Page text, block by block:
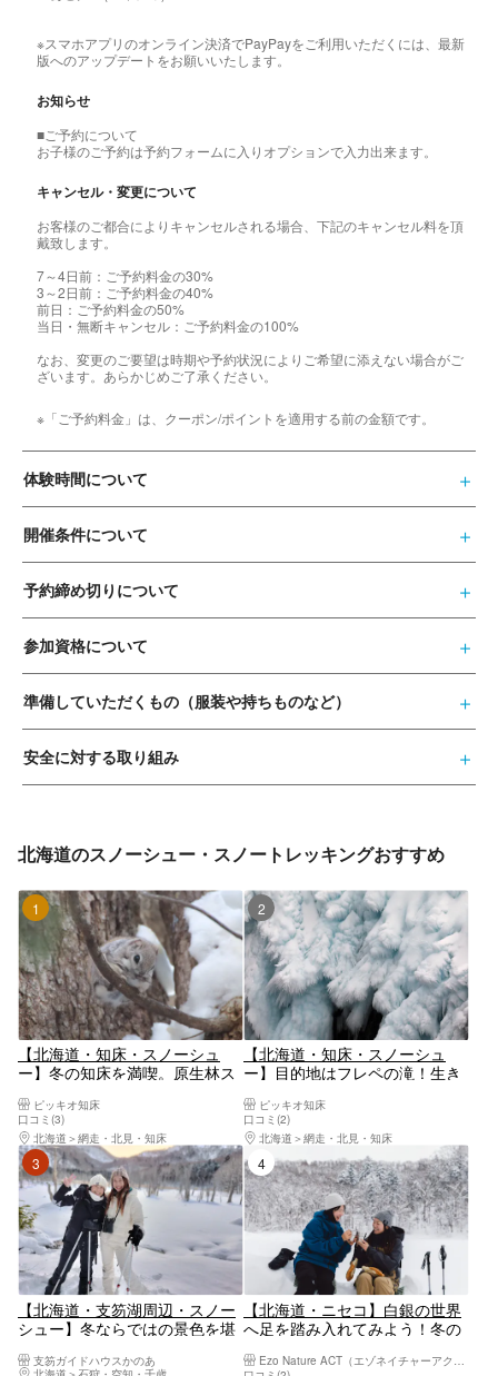
※スマホアプリのオンライン決済でPayPayをご利用いただくには、最新
版へのアップデートをお願いいたします。
お知らせ
■ご予約について
お子様のご予約は予約フォームに入りオプションで入力出来ます。
キャンセル・変更について
お客様のご都合によりキャンセルされる場合、下記のキャンセル料を頂
戴致します。
7～4日前：ご予約料金の30%
3～2日前：ご予約料金の40%
前日：ご予約料金の50%
当日・無断キャンセル：ご予約料金の100%
なお、変更のご要望は時期や予約状況によりご希望に添えない場合がご
ざいます。あらかじめご了承ください。
※「ご予約料金」は、クーポン/ポイントを適用する前の金額です。
体験時間について
開催条件について
予約締め切りについて
参加資格について
準備していただくもの（服装や持ちものなど）
安全に対する取り組み
北海道のスノーシュー・スノートレッキングおすすめ
1位
【北海道・知床・スノーシュ
ー】冬の知床を満喫。原生林ス
ピッキオ知床
口コミ(3)
北海道
網走・北見・知床
2位
【北海道・知床・スノーシュ
ー】目的地はフレペの滝！生き
ピッキオ知床
口コミ(2)
北海道
網走・北見・知床
3位
【北海道・支笏湖周辺・スノー
シュー】冬ならではの景色を堪
ウォーク
支笏ガイドハウスかのあ
4位
【北海道・ニセコ】白銀の世界
へ足を踏み入れてみよう！冬の
写真データはその場で無料プレ